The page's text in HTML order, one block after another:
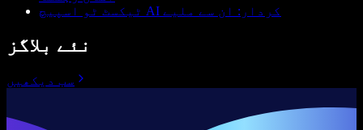
ٹیکسٹ ٹو اسپیچ AI کردار: ان سے ملیے
نئے بلاگز
سب دیکھیں